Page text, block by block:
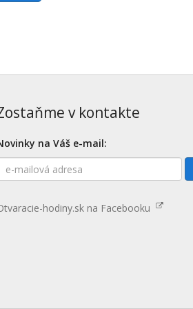
v kontakte
na Váš e-mail:
hodiny.sk na Facebooku